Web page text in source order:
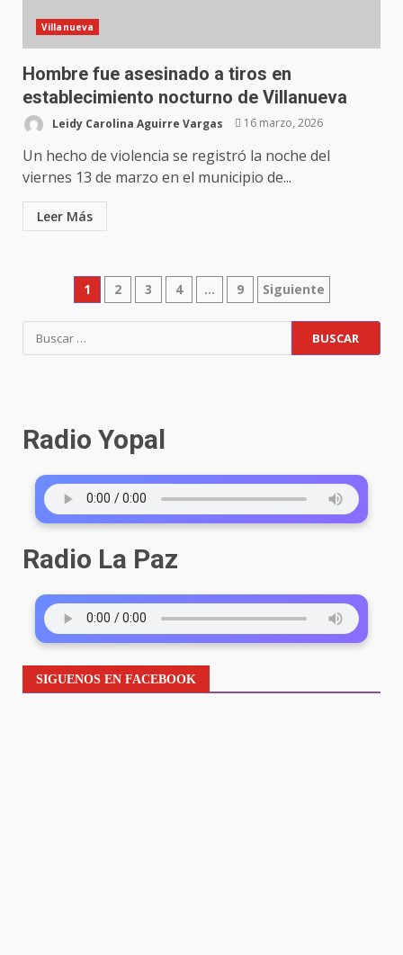
Villanueva
Hombre fue asesinado a tiros en
establecimiento nocturno de Villanueva
Leidy Carolina Aguirre Vargas 16 marzo, 2026
Un hecho de violencia se registró la noche del
viernes 13 de marzo en el municipio de...
Leer Más
1 2 3 4 … 9 Siguiente
Radio Yopal
Radio La Paz
SIGUENOS EN FACEBOOK